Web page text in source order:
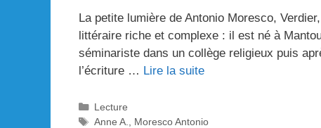
La petite lumière de Antonio Moresco,
littéraire riche et complexe : il est né à
séminariste dans un collège religieux puis
l’écriture … Lire la suite
Catégories
Lecture
Étiquettes
Anne A. Moresco Antonio